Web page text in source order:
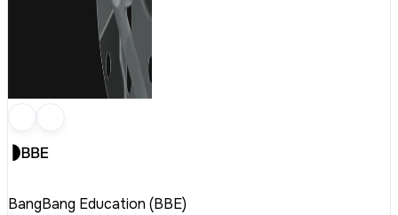
BangBang Education (BBE)